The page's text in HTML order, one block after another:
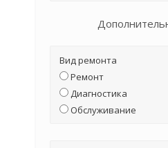
Вид ремонта
Ремонт
Диагностика
Обслуживание